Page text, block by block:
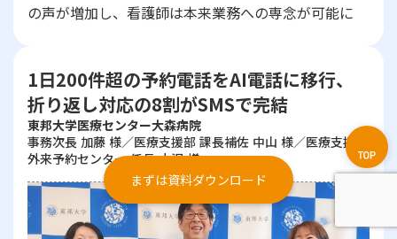
の声が増加し、看護師は本来業務への専念が可能に
1日200件超の予約電話をAI電話に移行、
折り返し対応の8割がSMSで完結
東邦大学医療センター大森病院
事務次長 加藤 様／医療支援部 課長補佐 中山 様／医療支援部
外来予約センター 係長 小沢 様
まずは資料ダウンロード